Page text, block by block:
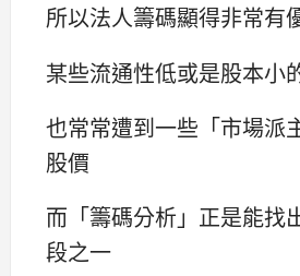
所以法人籌碼顯得非常有
某些流通性低或是股本小
也常常遭到一些「市場派
股價
而「籌碼分析」正是能找
段之一